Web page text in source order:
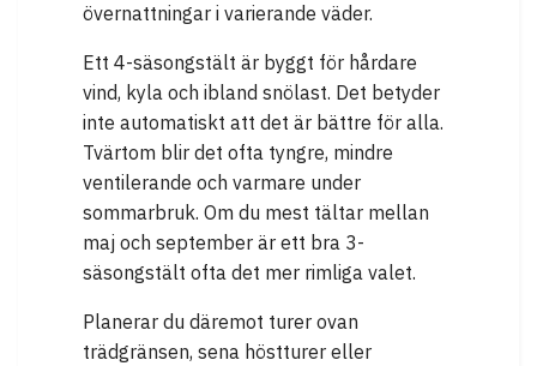
övernattningar i varierande väder.
Ett 4-säsongstält är byggt för hårdare
vind, kyla och ibland snölast. Det betyder
inte automatiskt att det är bättre för alla.
Tvärtom blir det ofta tyngre, mindre
ventilerande och varmare under
sommarbruk. Om du mest tältar mellan
maj och september är ett bra 3-
säsongstält ofta det mer rimliga valet.
Planerar du däremot turer ovan
trädgränsen, sena höstturer eller